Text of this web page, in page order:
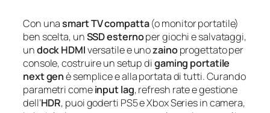
Con unasmart TV compatta(o monitor portatile)
ben scelta, unSSD esternoper giochi e salvataggi,
undock HDMIversatile e unozainoprogettato per
console, costruire un setup digaming portatile
next genè semplice e alla portata di tutti. Curando
parametri comeinput lag, refresh rate e gestione
dell’HDR, puoi goderti PS5 e Xbox Series in camera,